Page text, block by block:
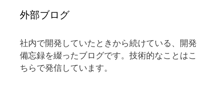
外部ブログ
社内で開発していたときから続けている、開発
備忘録を綴ったブログです。技術的なことはこ
ちらで発信しています。